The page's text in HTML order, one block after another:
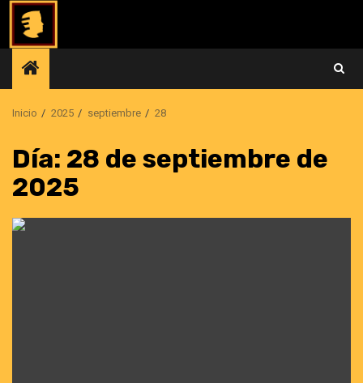
Saltar
contenido
Inicio 2025 septiembre 28
Día: 28 de septiembre de
2025